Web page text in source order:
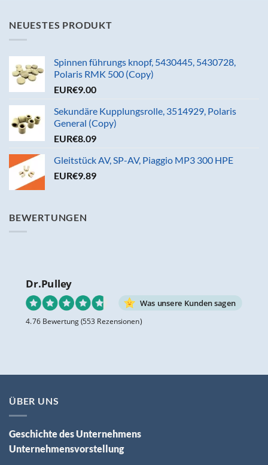
NEUESTES PRODUKT
Spinnen führungs knopf, 5430445, 5430728,
Polaris RMK 500 (Copy)
EUR€9.00
Sekundäre Kupplungsrolle, 3514929, Polaris
General (Copy)
EUR€8.09
Gleitstück AV, SP-AV, Piaggio MP3 300 HPE
EUR€9.89
BEWERTUNGEN
Dr.Pulley
Was unsere Kunden sagen
4.76 Bewertung (553 Rezensionen)
ÜBER UNS
Geschichte des Unternehmens
Unternehmensvorstellung